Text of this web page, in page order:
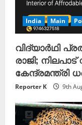
India Main
വിദ്യാർഥി
രാജി;
കേന്ദ്രമന്ത്രി
Reporter K 9th